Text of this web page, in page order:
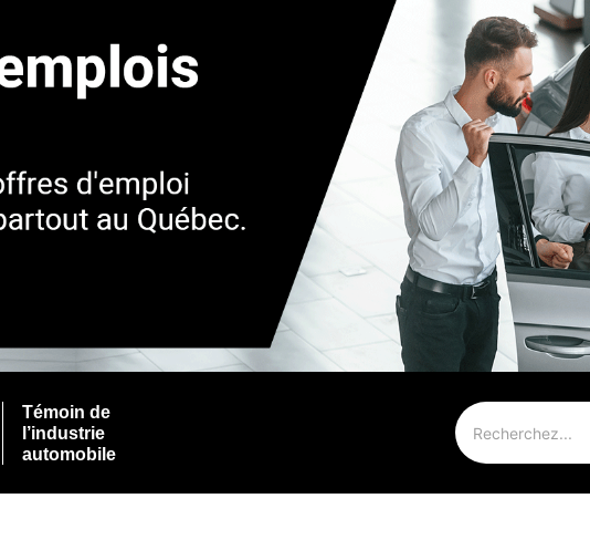
Témoin de
l’industrie
automobile